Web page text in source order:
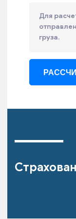
Для
груза.